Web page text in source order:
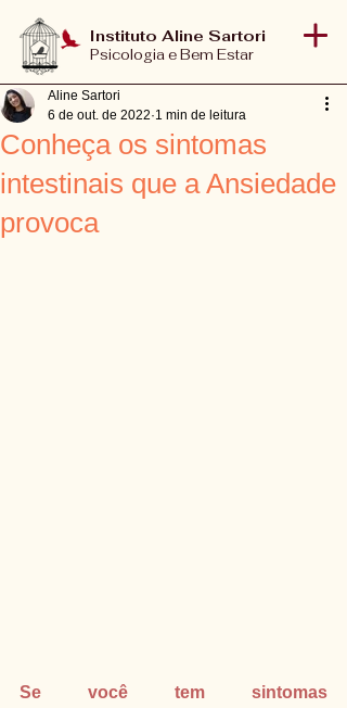
Instituto Aline Sartori
Psicologia e Bem Estar
Conheça os sintomas
intestinais que a Ansiedade
provoca
Aline Sartori
6 de out. de 2022 1 min de leitura
Se você tem sintomas